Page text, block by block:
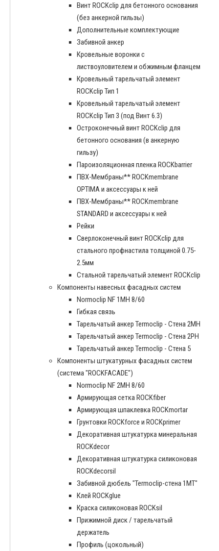
Винт ROCKclip для бетонного основания
(без анкерной гильзы)
Дополнительные комплектующие
Забивной анкер
Кровельные воронки с
листвоуловителем и обжимным фланцем
Кровельный тарельчатый элемент
ROCKclip Тип 1
Кровельный тарельчатый элемент
ROCKclip Тип 3 (под Винт 6.3)
Остроконечный винт ROCKclip для
бетонного основания (в анкерную
гильзу)
Пароизоляционная пленка ROCKbarrier
ПВХ-Мембраны** ROCKmembrane
OPTIMA и аксессуары к ней
ПВХ-Мембраны** ROCKmembrane
STANDARD и аксессуары к ней
Рейки
Сверлоконечный винт ROCKclip для
стального профнастила толщиной 0.75-
2.5мм
Стальной тарельчатый элемент ROCKclip
Компоненты навесных фасадных систем
Normoclip NF 1MH 8/60
Гибкая связь
Тарельчатый анкер Termoclip - Стена 2MH
Тарельчатый анкер Termoclip - Стена 2PH
Тарельчатый анкер Termoclip - Стена 5
Компоненты штукатурных фасадных систем
(система "ROCKFACADE")
Normoclip NF 2MH 8/60
Армирующая сетка ROCKfiber
Армирующая шпаклевка ROCKmortar
Грунтовки ROCKforce и ROCKprimer
Декоративная штукатурка минеральная
ROCKdecor
Декоративная штукатурка силиконовая
ROCKdecorsil
Забивной дюбель "Termoclip-стена 1MT"
Клей ROCKglue
Краска силиконовая ROCKsil
Прижимной диск / тарельчатый
держатель
Профиль (цокольный)